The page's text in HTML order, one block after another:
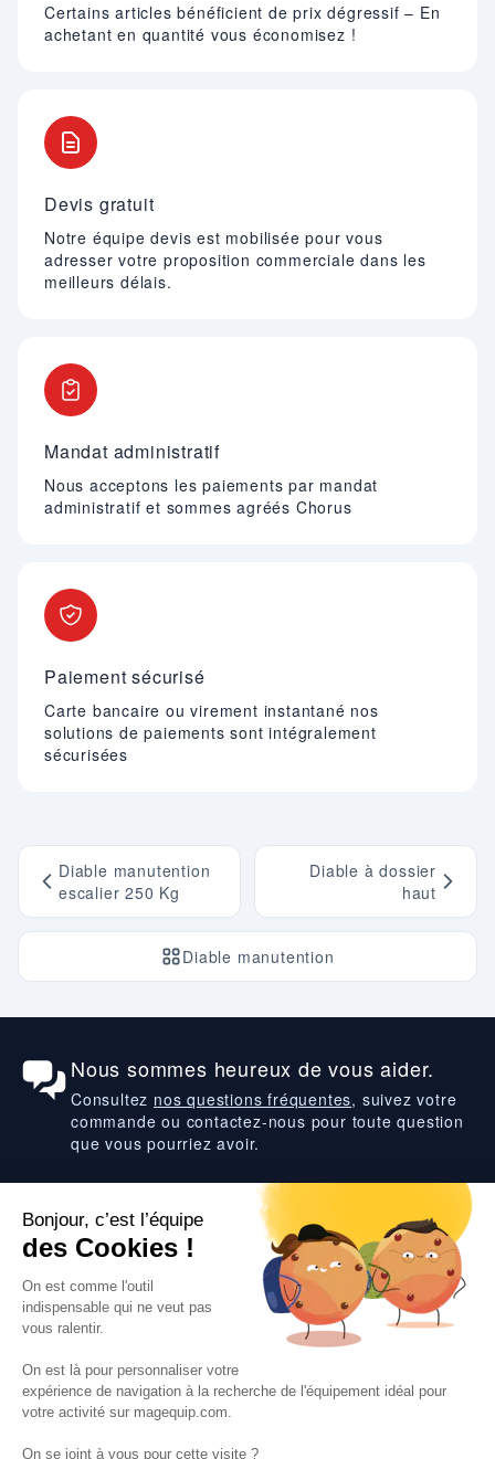
Certains articles bénéficient de prix dégressif – En
achetant en quantité vous économisez !
Devis gratuit
Notre équipe devis est mobilisée pour vous
adresser votre proposition commerciale dans les
meilleurs délais.
Mandat administratif
Nous acceptons les paiements par mandat
administratif et sommes agréés Chorus
Paiement sécurisé
Carte bancaire ou virement instantané nos
solutions de paiements sont intégralement
sécurisées
Diable manutention
escalier 250 Kg
Diable manutention
Diable à dossier
haut
Nous sommes heureux de vous aider.
Consultez nos questions fréquentes, suivez votre
commande ou contactez-nous pour toute question
que vous pourriez avoir.
Suivez-nous
VOS SERVICES
VOS DEMANDES